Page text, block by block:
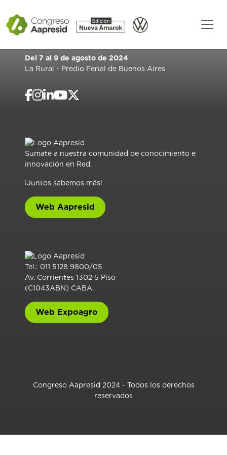
Del 7 al 9 de agosto de 2024
La Rural - Predio Ferial de Buenos Aires
Sumate a nuestra comunidad de conocimiento e
innovación en Red.
¡Juntos sabemos más!
Web Aapresid
Tel.: 011 5128 9800/05
Av. Corrientes 1302 5 Piso
(C1043ABN) CABA.
Web Expoagro
Congreso Aapresid 2024 - Todos los derechos
reservados